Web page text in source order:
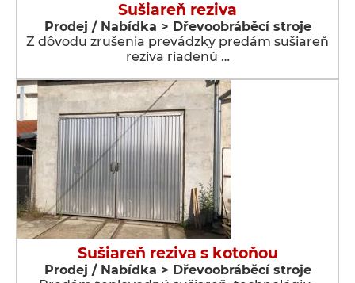
Sušiareň reziva
Prodej / Nabídka > Dřevoobráběcí stroje
Z dôvodu zrušenia prevádzky predám sušiareň
reziva riadenú …
Sušiareň reziva s kotoňou
Prodej / Nabídka > Dřevoobráběcí stroje